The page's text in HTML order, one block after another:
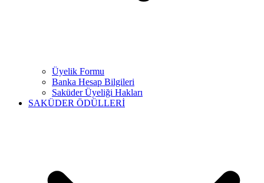
Üyelik Formu
Banka Hesap Bilgileri
Saküder Üyeliği Hakları
SAKÜDER ÖDÜLLERİ